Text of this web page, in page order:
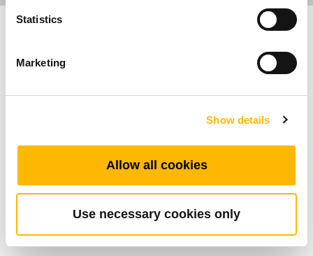
Statistics
Marketing
Show details
Allow all cookies
Use necessary cookies only
Industrial Motion
のために設計されています。IP69Kの保護構造
他の固体汚染物質の侵入に対する耐久性を保証
します。同期制御と位置フィードバック機能を
持つホールセンサーをJP4に装備することも可能